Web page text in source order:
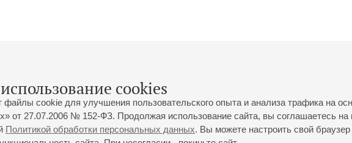
cookies
файлы cookie для улучшения пользовательского опыта и анализа трафика на
от 27.07.2006 № 152-ФЗ. Продолжая использование сайта, вы соглашаетесь
Политикой обработки персональных данных. Вы можете настроить свой